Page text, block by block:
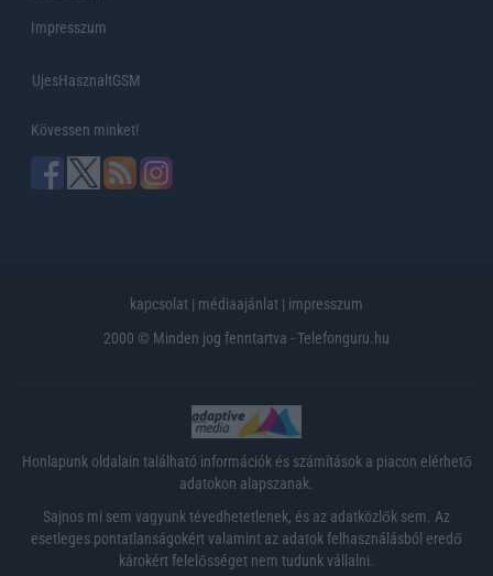
Impresszum
UjesHasznaltGSM
Kövessen minket!
kapcsolat | médiaajánlat | impresszum
2000 © Minden jog fenntartva - Telefonguru.hu
Honlapunk oldalain található információk és számítások a piacon elérhető
adatokon alapszanak.
Sajnos mi sem vagyunk tévedhetetlenek, és az adatközlők sem. Az
esetleges pontatlanságokért valamint az adatok felhasználásból eredő
károkért felelősséget nem tudunk vállalni.